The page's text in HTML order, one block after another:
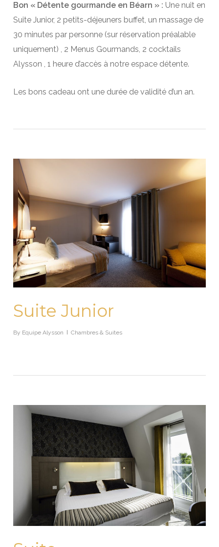
Bon « Détente gourmande en Béarn » : Une nuit en
Suite Junior, 2 petits-déjeuners buffet, un massage de
30 minutes par personne (sur réservation préalable
uniquement) , 2 Menus Gourmands, 2 cocktails
Alysson , 1 heure d’accès à notre espace détente.
Les bons cadeau ont une durée de validité d’un an.
Suite Junior
By Equipe Alysson Chambres & Suites